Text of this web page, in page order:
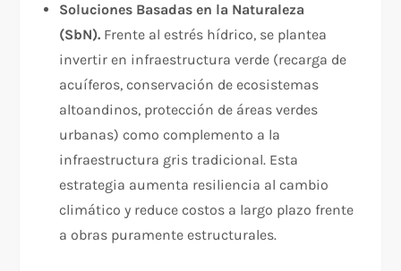
Soluciones Basadas en la Naturaleza
(SbN). Frente al estrés hídrico, se plantea
invertir en infraestructura verde (recarga de
acuíferos, conservación de ecosistemas
altoandinos, protección de áreas verdes
urbanas) como complemento a la
infraestructura gris tradicional. Esta
estrategia aumenta resiliencia al cambio
climático y reduce costos a largo plazo frente
a obras puramente estructurales.​